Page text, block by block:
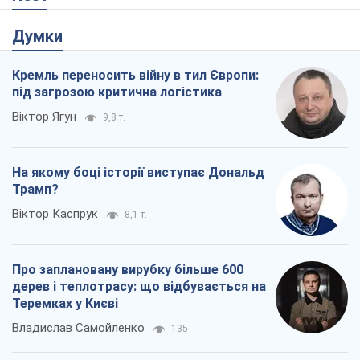
Думки
Кремль переносить війну в тил Європи:
під загрозою критична логістика
Віктор Ягун 9,8 т.
На якому боці історії виступає Дональд
Трамп?
Віктор Каспрук 8,1 т.
Про заплановану вирубку більше 600
дерев і теплотрасу: що відбувається на
Теремках у Києві
Владислав Самойленко 135